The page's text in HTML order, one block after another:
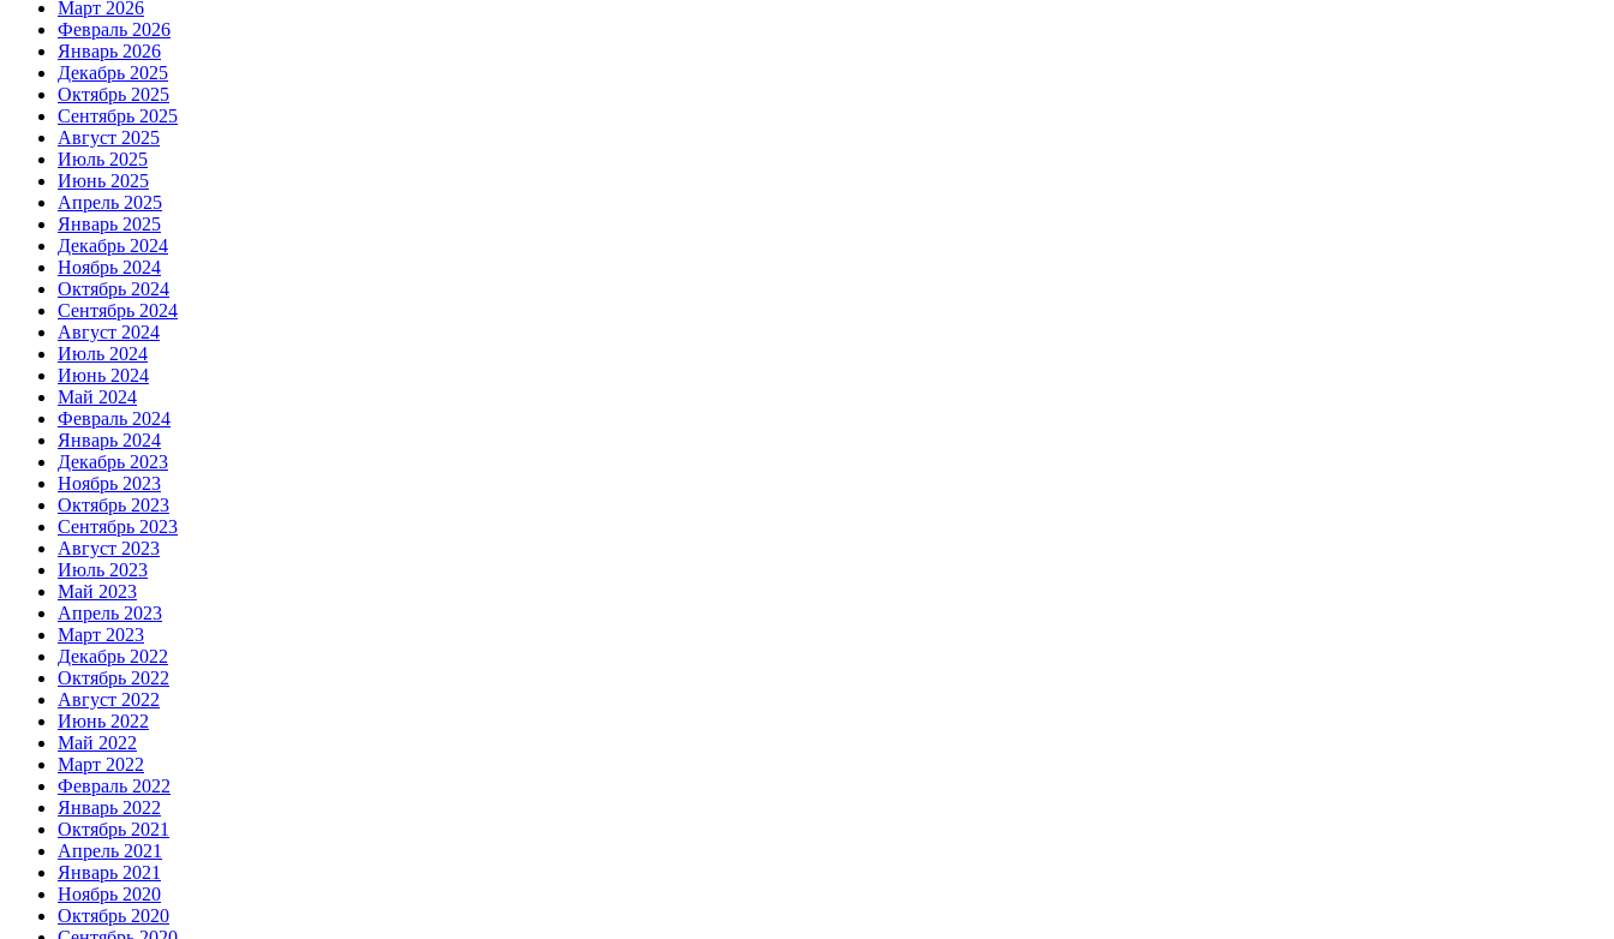
Март 2026
Февраль 2026
Январь 2026
Декабрь 2025
Октябрь 2025
Сентябрь 2025
Август 2025
Июль 2025
Июнь 2025
Апрель 2025
Январь 2025
Декабрь 2024
Ноябрь 2024
Октябрь 2024
Сентябрь 2024
Август 2024
Июль 2024
Июнь 2024
Май 2024
Февраль 2024
Январь 2024
Декабрь 2023
Ноябрь 2023
Октябрь 2023
Сентябрь 2023
Август 2023
Июль 2023
Май 2023
Апрель 2023
Март 2023
Декабрь 2022
Октябрь 2022
Август 2022
Июнь 2022
Май 2022
Март 2022
Февраль 2022
Январь 2022
Октябрь 2021
Апрель 2021
Январь 2021
Ноябрь 2020
Октябрь 2020